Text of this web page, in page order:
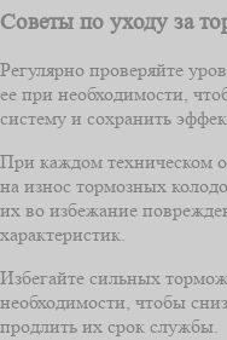
Советы по уходу за
Регулярно проверяйте
ее при необходимости,
систему и сохранить
При каждом техническом
на износ тормозных
их во избежание
характеристик.
Избегайте сильных
необходимости, чтобы
продлить их срок службы.